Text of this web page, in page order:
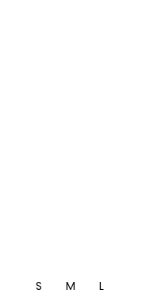
S M L